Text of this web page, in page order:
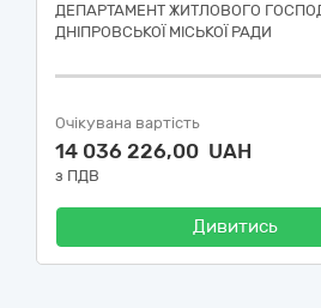
ДЕПАРТАМЕНТ ЖИТЛОВОГО
ДНІПРОВСЬКОЇ МІСЬКОЇ РАДИ
Очікувана вартість
14 036 226,00 UAH
з ПДВ
Дивитись